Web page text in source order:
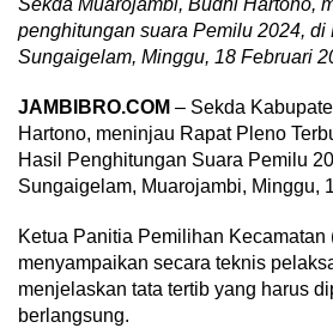
Sekda Muarojambi, Budhi Hartono,
penghitungan suara Pemilu 2024, di
Sungaigelam, Minggu, 18 Februari
JAMBIBRO.COM – Sekda
Hartono, meninjau Rapat Pleno
Hasil Penghitungan Suara Pemilu
Sungaigelam, Muarojambi, Minggu,
Ketua Panitia Pemilihan
menyampaikan secara teknis
menjelaskan tata tertib yang harus
berlangsung.